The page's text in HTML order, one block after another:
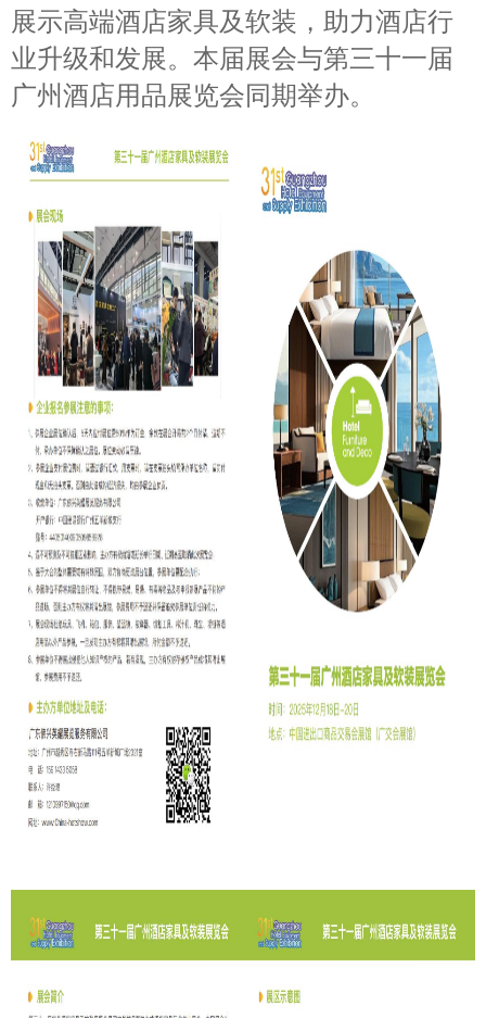
展示高端酒店家具及软装，助力酒店行
业升级和发展。本届展会与第三十一届
广州酒店用品展览会同期举办。